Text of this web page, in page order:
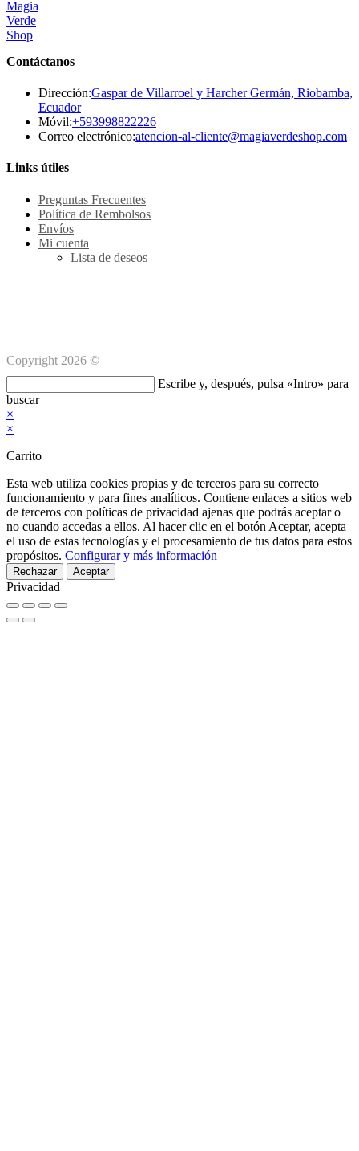
Contáctanos
Dirección:Gaspar de Villarroel y Harcher Germán, Riobamba,
Ecuador
Móvil:+593998822226Se
abre
Correo electrónico:atencion-al-cliente@magiaverdeshop.comSe
Links útiles
Preguntas Frecuentes
Política de Rembolsos
Envíos
Mi cuenta
Lista de deseos
Copyright 2026 ©
en
esta
web
Escribe y, después, pulsa «Intro» para
buscar
×
×
Carrito
Esta web utiliza cookies propias y de terceros para su correcto
funcionamiento y para fines analíticos. Contiene enlaces a sitios web
de terceros con políticas de privacidad ajenas que podrás aceptar o
no cuando accedas a ellos. Al hacer clic en el botón Aceptar, acepta
el uso de estas tecnologías y el procesamiento de tus datos para estos
propósitos. Configurar y más información
Rechazar Aceptar
Privacidad